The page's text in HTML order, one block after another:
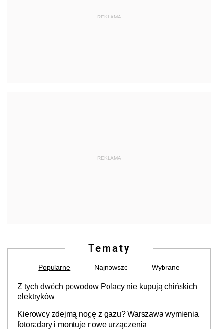
REKLAMA
REKLAMA
Tematy
Popularne Najnowsze Wybrane
Z tych dwóch powodów Polacy nie kupują chińskich
elektryków
Kierowcy zdejmą nogę z gazu? Warszawa wymienia
fotoradary i montuje nowe urządzenia